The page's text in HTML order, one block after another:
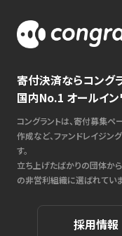
寄付決済ならコング
国内No.1 オールイ
コングラントは、寄付募集ペ
作成など、ファンドレイジ
す。
立ち上げたばかりの団体か
の非営利組織に選ばれていま
採用情報